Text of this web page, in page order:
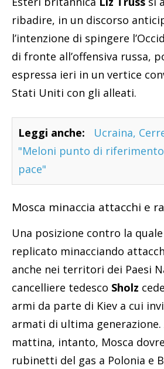
ribadire, in un discorso
l’intenzione di spingere
di fronte all’offensiva russa,
espressa ieri in un vertice
Stati Uniti con gli alleati.
Leggi anche:
Ucraina,
"Meloni punto di
pace"
Mosca minaccia attacchi e
Una posizione contro la
replicato minacciando
anche nei territori dei Paesi
cancelliere tedesco Sholz
armi da parte di Kiev a cui
armati di ultima generazione.
mattina, intanto, Mosca
rubinetti del gas a Polonia e